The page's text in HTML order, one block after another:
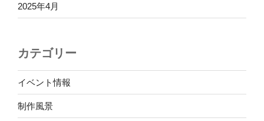
2025年4月
カテゴリー
イベント情報
制作風景